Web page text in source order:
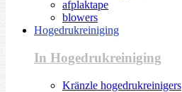
afplaktape
blowers
Hogedrukreiniging
In Hogedrukreiniging
Kränzle hogedrukreinigers